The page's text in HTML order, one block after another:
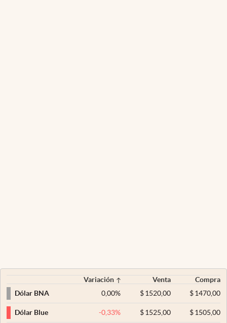
Variación Venta
Compra
Dólar BNA
0,00% $ 1520,00 $1470,00
Dólar Blue -0,33% $ 1525,00 $1505,00